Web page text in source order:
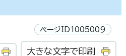
ページID1005009
大きな文字で印刷